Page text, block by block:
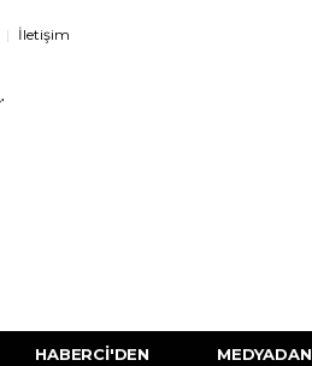
İletişim
HABERCI'DEN MEDYADAN